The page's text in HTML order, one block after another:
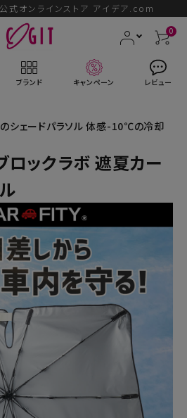
公式オンラインストア アイデア.com
0
ブランド キャンペーン レビュー
会員登録
シェードパラソル 体感-10℃の冷却
ロックラボ 遮夏カー